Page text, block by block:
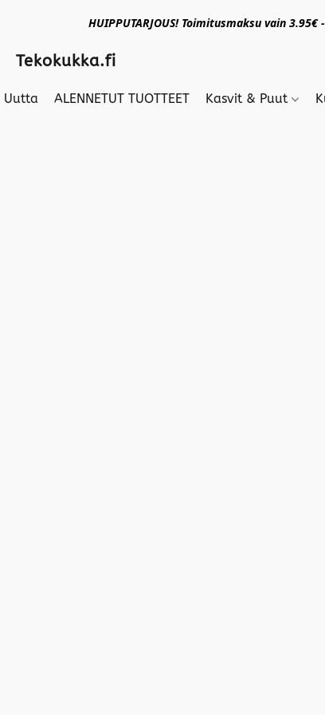
HUIPPUTARJOUS! Toimitusmaksu vain
Tekokukka.fi
Uutta ALENNETUT TUOTTEET Kasvit & Puut